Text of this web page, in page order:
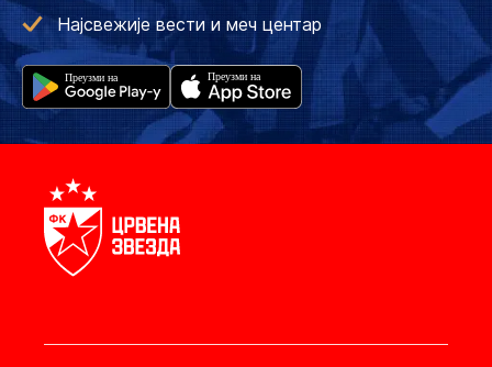
Најсвежије вести и меч центар